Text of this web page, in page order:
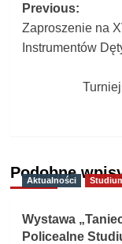
Post
Previous:
Zaproszenie na
Instrumentów
Podobne
Aktualności
Wystawa
Policealne